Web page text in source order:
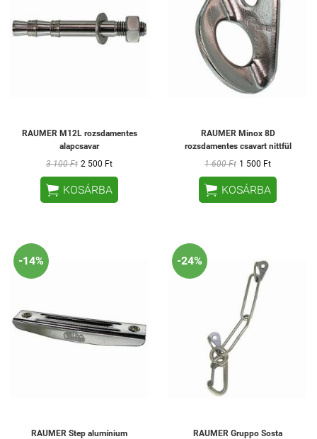
RAUMER M12L rozsdamentes
alapcsavar
3 100 Ft 2 500 Ft
 KOSÁRBA
RAUMER Minox 8D
rozsdamentes csavart nittfül
1 600 Ft 1 500 Ft
 KOSÁRBA
-14%
RAUMER Step alumínium
-24%
RAUMER Gruppo Sosta